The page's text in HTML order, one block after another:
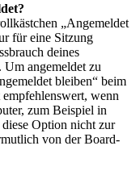
„Angemeldet
für eine Sitzung
deines
angemeldet zu
bleiben“ beim
wenn
zum Beispiel in
Option nicht zur
von der Board-